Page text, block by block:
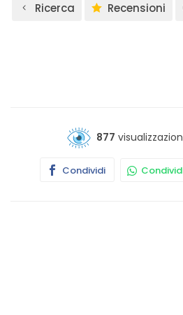
Ricerca Recensioni
877
Condividi